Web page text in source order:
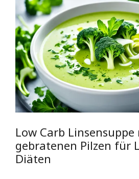
Low Carb
gebratenen Pilzen für
Diäten